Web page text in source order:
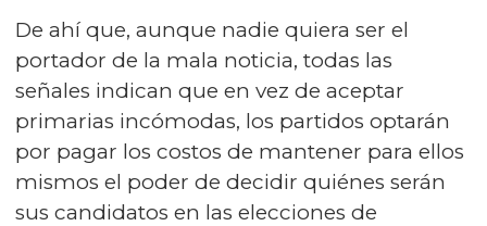
De ahí que, aunque nadie quiera ser el
portador de la mala noticia, todas las
señales indican que en vez de aceptar
primarias incómodas, los partidos optarán
por pagar los costos de mantener para ellos
mismos el poder de decidir quiénes serán
sus candidatos en las elecciones de